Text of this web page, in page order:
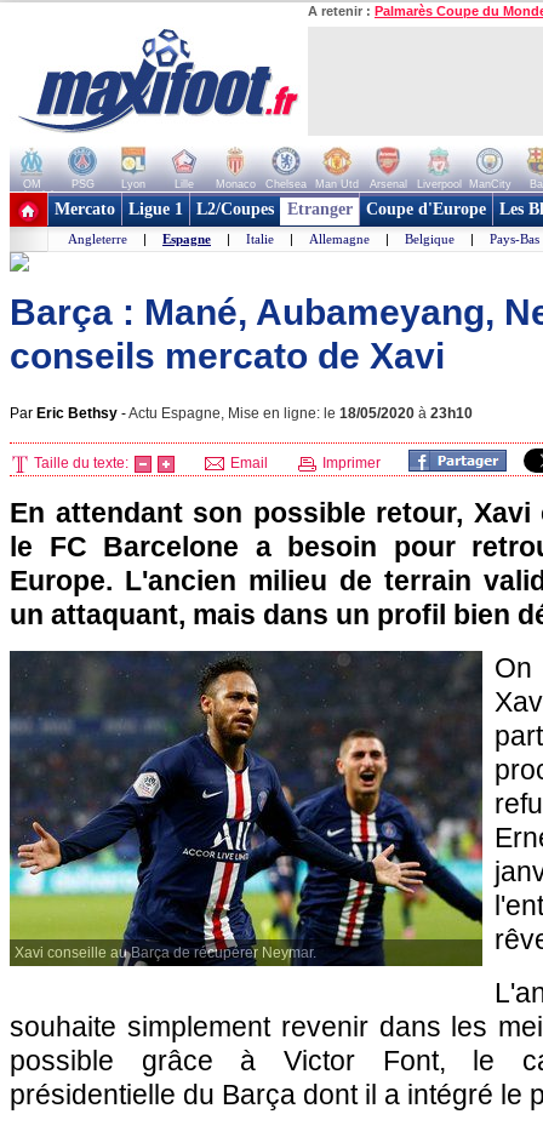
A retenir : Palmarès Coupe du
OM PSG Lyon Lille Monaco Chelsea Man Utd Arsenal Liverpool ManCity
+ de clubs
Mercato Ligue 1 L2/Coupes Etranger Coupe d'Europe Les
Angleterre | Espagne | Italie | Allemagne | Belgique | Pays-Bas
Barça : Mané, Aubameyang,
conseils mercato de Xavi
Par Eric Bethsy -Actu Espagne, Mise en ligne: le 18/05/2020 à 23h10
Taille du texte: Email Imprimer
En attendant son possible retour,
le FC Barcelone a besoin pour
Europe. L'ancien milieu de terrain
un attaquant, mais dans un profil bien
Xavi conseille au Barça de récupérer Neymar.
souhaite simplement revenir dans les
possible grâce à Victor Font, le
présidentielle du Barça dont il a intégré le